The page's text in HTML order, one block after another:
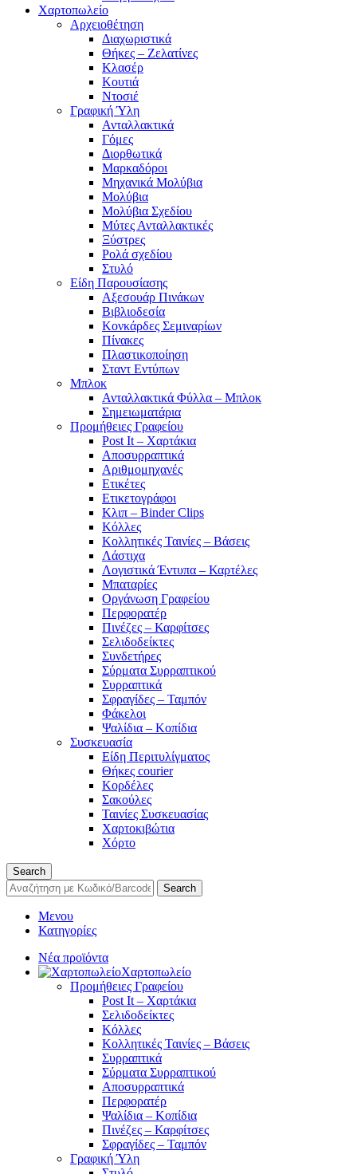
Χαρτοπωλείο
Αρχειοθέτηση
Διαχωριστικά
Θήκες – Ζελατίνες
Κλασέρ
Κουτιά
Ντοσιέ
Γραφική Ύλη
Ανταλλακτικά
Γόμες
Διορθωτικά
Μαρκαδόροι
Μηχανικά Μολύβια
Μολύβια
Μολύβια Σχεδίου
Μύτες Ανταλλακτικές
Ξύστρες
Ρολά σχεδίου
Στυλό
Είδη Παρουσίασης
Αξεσουάρ Πινάκων
Βιβλιοδεσία
Κονκάρδες Σεμιναρίων
Πίνακες
Πλαστικοποίηση
Σταντ Εντύπων
Μπλοκ
Ανταλλακτικά Φύλλα – Μπλοκ
Σημειωματάρια
Προμήθειες Γραφείου
Post It – Χαρτάκια
Αποσυρραπτικά
Αριθμομηχανές
Ετικέτες
Ετικετογράφοι
Κλιπ – Binder Clips
Κόλλες
Κολλητικές Ταινίες – Βάσεις
Λάστιχα
Λογιστικά Έντυπα – Καρτέλες
Μπαταρίες
Οργάνωση Γραφείου
Περφορατέρ
Πινέζες – Καρφίτσες
Σελιδοδείκτες
Συνδετήρες
Σύρματα Συρραπτικού
Συρραπτικά
Σφραγίδες – Ταμπόν
Φάκελοι
Ψαλίδια – Κοπίδια
Συσκευασία
Είδη Περιτυλίγματος
Θήκες courier
Κορδέλες
Σακούλες
Ταινίες Συσκευασίας
Χαρτοκιβώτια
Χόρτο
Search
Search
Μενου
Κατηγορίες
Νέα προϊόντα
Χαρτοπωλείο
Προμήθειες Γραφείου
Post It – Χαρτάκια
Σελιδοδείκτες
Κόλλες
Κολλητικές Ταινίες – Βάσεις
Συρραπτικά
Σύρματα Συρραπτικού
Αποσυρραπτικά
Περφορατέρ
Ψαλίδια – Κοπίδια
Πινέζες – Καρφίτσες
Σφραγίδες – Ταμπόν
Γραφική Ύλη